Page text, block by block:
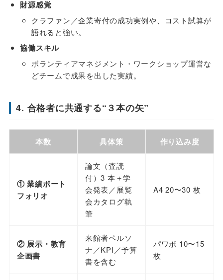
財源感覚
クラファン／企業寄付の成功実例や、コスト試算が
語れると強い。
協働スキル
ボランティアマネジメント・ワークショップ運営な
どチームで成果を出した実績。
4. 合格者に共通する“３本の矢”
本数 具体策 作り込み度
① 業績ポート
フォリオ
論文（査読
付）3 本＋学
会発表／展覧
会カタログ執
筆
A4 20〜30 枚
② 展示・教育
企画書
来館者ペルソ
ナ／KPI／予算
書を含む
パワポ 10〜15
枚